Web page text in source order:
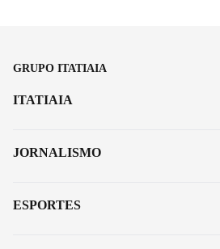
GRUPO ITATIAIA
ITATIAIA
JORNALISMO
ESPORTES